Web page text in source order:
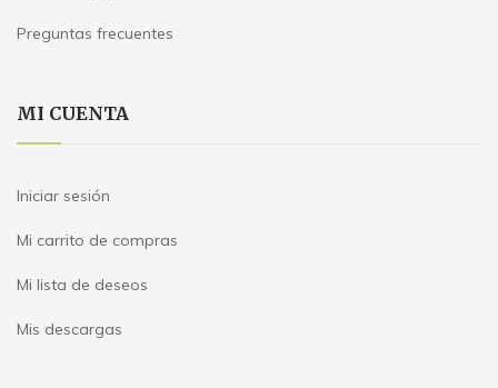
Preguntas frecuentes
MI CUENTA
Iniciar sesión
Mi carrito de compras
Mi lista de deseos
Mis descargas